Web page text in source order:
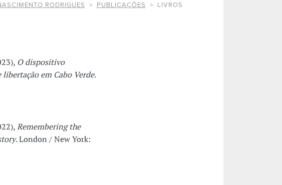
RODRIGUES PUBLICAÇÕES LIVROS
O dispositivo
em Cabo Verde.
Remembering the
. London / New York: